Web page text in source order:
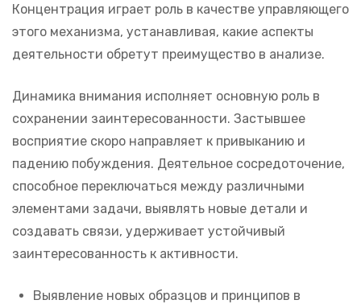
Концентрация играет роль в качестве управляющего
этого механизма, устанавливая, какие аспекты
деятельности обретут преимущество в анализе.
Динамика внимания исполняет основную роль в
сохранении заинтересованности. Застывшее
восприятие скоро направляет к привыканию и
падению побуждения. Деятельное сосредоточение,
способное переключаться между различными
элементами задачи, выявлять новые детали и
создавать связи, удерживает устойчивый
заинтересованность к активности.
Выявление новых образцов и принципов в